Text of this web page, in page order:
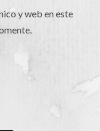
y web en este